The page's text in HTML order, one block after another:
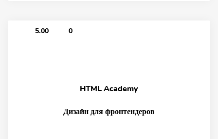
5.00 0
HTML Academy
Дизайн для фронтендеров